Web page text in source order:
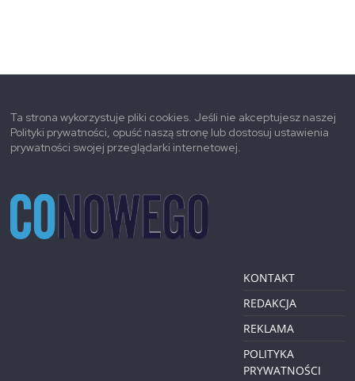
Ta strona wykorzystuje pliki cookies. Jeśli nie akceptujesz naszej
Polityki prywatności, opuść naszą stronę lub dostosuj ustawienia
prywatności swojej przeglądarki internetowej.
KONTAKT
REDAKCJA
REKLAMA
POLITYKA
PRYWATNOŚCI